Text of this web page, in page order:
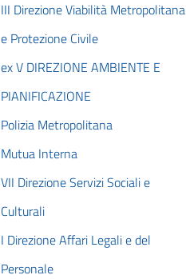
III Direzione Viabilità Metropolitana
e Protezione Civile
ex V DIREZIONE AMBIENTE E
PIANIFICAZIONE
Polizia Metropolitana
Mutua Interna
VII Direzione Servizi Sociali e
Culturali
I Direzione Affari Legali e del
Personale